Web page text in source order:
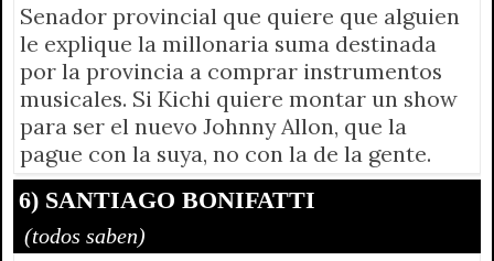
Senador provincial que quiere que alguien
le explique la millonaria suma destinada
por la provincia a comprar instrumentos
musicales. Si Kichi quiere montar un show
para ser el nuevo Johnny Allon, que la
pague con la suya, no con la de la gente.
6) SANTIAGO BONIFATTI
(todos saben)